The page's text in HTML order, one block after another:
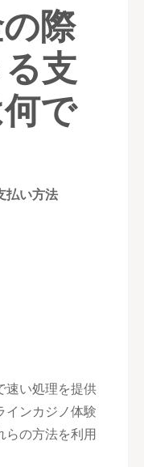
際
支
で
払い方法
速い処理を提供
インカジノ体験
らの方法を利用